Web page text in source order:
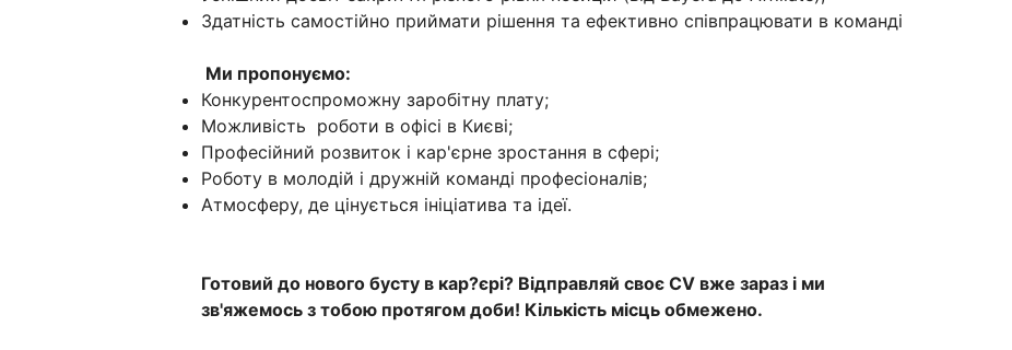
Здатність самостійно приймати рішення та ефективно співпрацювати в команді
Ми пропонуємо:
Конкурентоспроможну заробітну плату;
Можливість роботи в офісі в Києві;
Професійний розвиток і кар'єрне зростання в сфері;
Роботу в молодій і дружній команді професіоналів;
Атмосферу, де цінується ініціатива та ідеї.
Готовий до нового бусту в кар?єрі? Відправляй своє CV вже зараз і ми
зв'яжемось з тобою протягом доби! Кількість місць обмежено.